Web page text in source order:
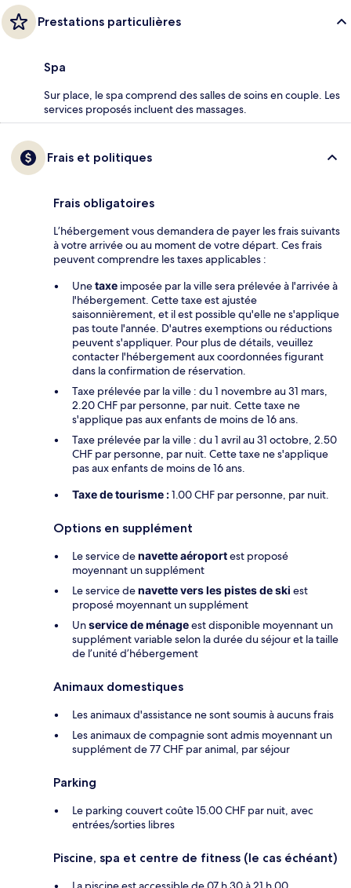
Prestations particulières
Spa
Sur place, le spa comprend des salles de soins en couple. Les
services proposés incluent des massages.
Frais et politiques
Frais obligatoires
L’hébergement vous demandera de payer les frais suivants
à votre arrivée ou au moment de votre départ. Ces frais
peuvent comprendre les taxes applicables :
Unetaxe imposée par la ville sera prélevée à l'arrivée à
l'hébergement. Cette taxe est ajustée
saisonnièrement, et il est possible qu'elle ne s'applique
pas toute l'année. D'autres exemptions ou réductions
peuvent s'appliquer. Pour plus de détails, veuillez
contacter l'hébergement aux coordonnées figurant
dans la confirmation de réservation.
Taxe prélevée par la ville : du 1 novembre au 31 mars,
2.20 CHF par personne, par nuit. Cette taxe ne
s'applique pas aux enfants de moins de 16 ans.
Taxe prélevée par la ville : du 1 avril au 31 octobre, 2.50
CHF par personne, par nuit. Cette taxe ne s'applique
pas aux enfants de moins de 16 ans.
Taxe de tourisme :1.00 CHF par personne, par nuit.
Options en supplément
Le service denavette aéroportest proposé
moyennant un supplément
Le service denavette vers les pistes de ski est
proposé moyennant un supplément
Unservice de ménageest disponible moyennant un
supplément variable selon la durée du séjour et la taille
de l’unité d’hébergement
Animaux domestiques
Les animaux d'assistance ne sont soumis à aucuns frais
Les animaux de compagnie sont admis moyennant un
supplément de 77 CHF par animal, par séjour
Parking
Le parking couvert coûte 15.00 CHF par nuit, avec
entrées/sorties libres
Piscine, spa et centre de fitness (le cas échéant)